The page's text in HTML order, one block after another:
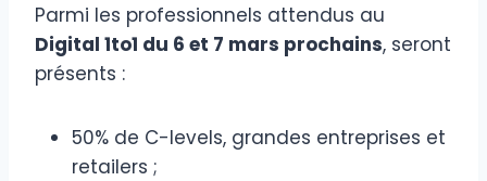
Parmi les professionnels attendus au
Digital 1to1 du 6 et 7 mars prochains, seront
présents :
50% de C-levels, grandes entreprises et
retailers ;